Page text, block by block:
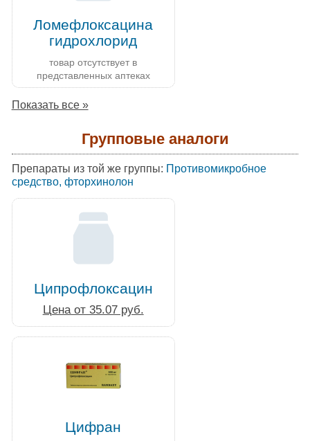
Ломефлоксацина
гидрохлорид
товар отсутствует в
представленных аптеках
Показать все »
Групповые аналоги
Препараты из той же группы: Противомикробное
средство, фторхинолон
Ципрофлоксацин
Цена от 35.07 руб.
Цифран